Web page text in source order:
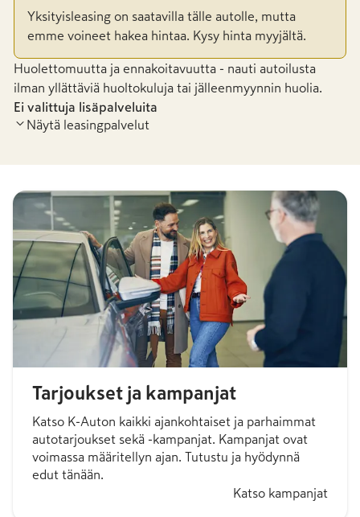
Yksityisleasing on saatavilla tälle autolle, mutta
emme voineet hakea hintaa. Kysy hinta myyjältä.
Huolettomuutta ja ennakoitavuutta - nauti autoilusta
ilman yllättäviä huoltokuluja tai jälleenmyynnin huolia.
Ei valittuja lisäpalveluita
Näytä leasingpalvelut
Tarjoukset ja kampanjat
Katso K-Auton kaikki ajankohtaiset ja parhaimmat
autotarjoukset sekä -kampanjat. Kampanjat ovat
voimassa määritellyn ajan. Tutustu ja hyödynnä
edut tänään.
Katso kampanjat